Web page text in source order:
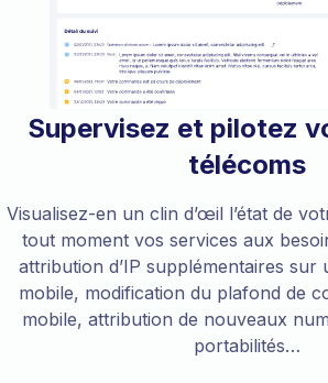
Supervisez et pilotez
télécoms
Visualisez-en un clin d’œil l’état de
tout moment vos services aux
attribution d’IP supplémentaires sur
mobile, modification du plafond de
mobile, attribution de nouveaux
portabilités…